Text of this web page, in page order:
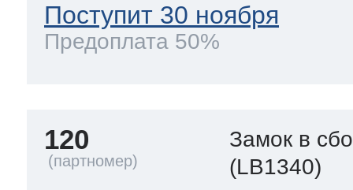
Поступит 30 ноября
Предоплата 50%
120
Замок в
(LB1340)